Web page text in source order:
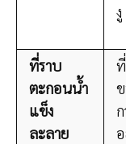
งู
ที่ราบ
ตะกอนน้ำ
แข็ง
ละลาย